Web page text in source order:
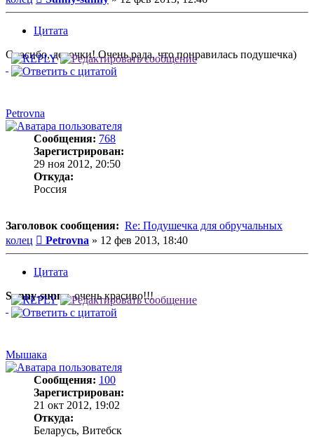
Цитата
Спасибо, девочки! Очень рада, что понравилась подушечка)
Petrovna
Сообщения: 768
Зарегистрирован:
29 ноя 2012, 20:50
Откуда:
Россия
Заголовок сообщения: Re: Подушечка для обручальных
колец
Сообщение
Petrovna » 12 фев 2013, 18:40
Цитата
Sunny-sunny, очень красиво!!!
Мышака
Сообщения: 100
Зарегистрирован:
21 окт 2012, 19:02
Откуда:
Беларусь, Витебск